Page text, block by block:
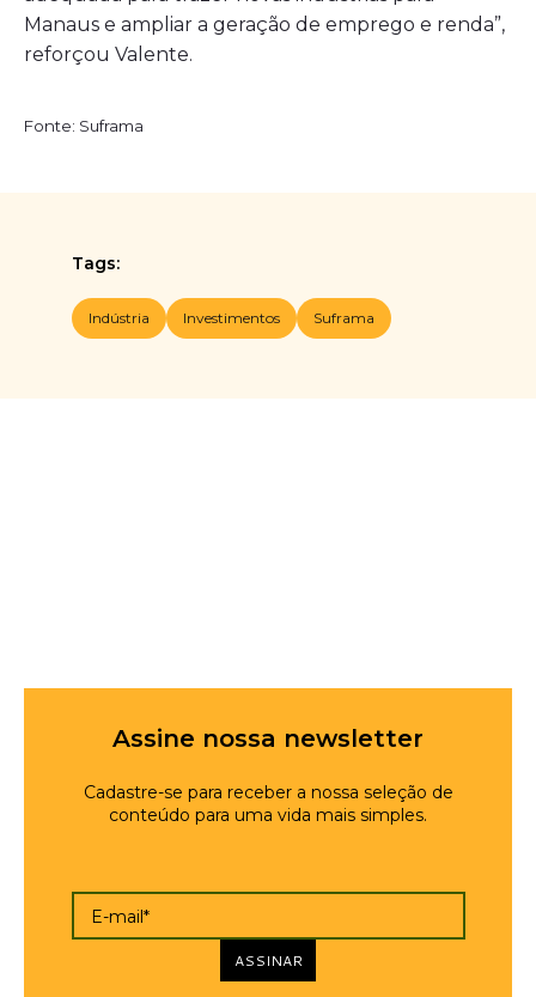
Manaus e ampliar a geração de emprego e renda”,
reforçou Valente.
Fonte: Suframa
Tags:
Indústria Investimentos Suframa
Assine nossa newsletter
Cadastre-se para receber a nossa seleção de
conteúdo para uma vida mais simples.
E-mail*
ASSINAR